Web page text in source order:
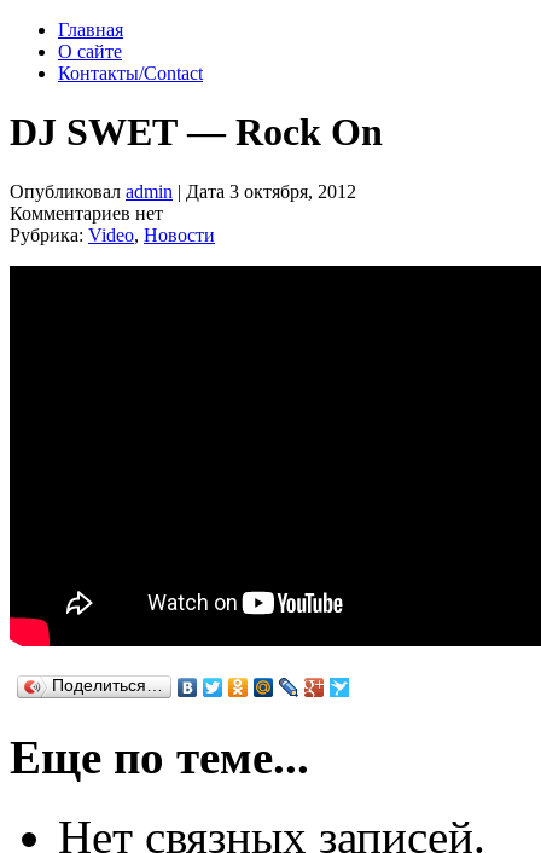
Главная
О сайте
Контакты/Contact
DJ SWET — Rock On
Опубликовал admin | Дата 3 октября, 2012
Комментариев нет
Рубрика: Video, Новости
Поделиться…
Еще по теме...
Нет связных записей.